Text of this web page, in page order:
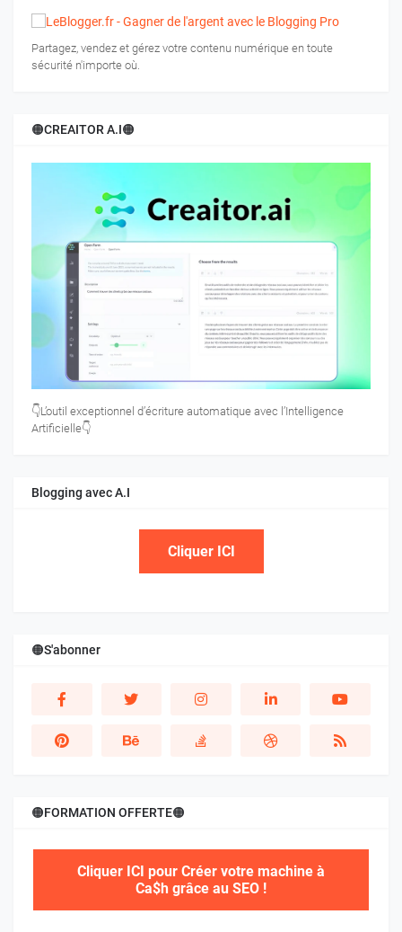
Partagez, vendez et gérez votre contenu numérique en toute
sécurité n'importe où.
🟠CREAITOR A.I🟠
👇L’outil exceptionnel d’écriture automatique avec l’Intelligence
Artificielle👇
Blogging avec A.I
Cliquer ICI
🟠S'abonner
🟠FORMATION OFFERTE🟠
Cliquer ICI pour Créer votre machine à
Ca$h grâce au SEO !